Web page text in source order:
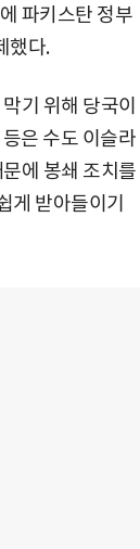
파키스탄 정부
했다.
기 위해 당국이
은 수도 이슬라
에 봉쇄 조치를
게 받아들이기